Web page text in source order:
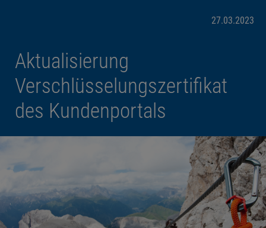
27.03.2023
Aktualisierung
Verschlüsselungszertifikat
des Kundenportals